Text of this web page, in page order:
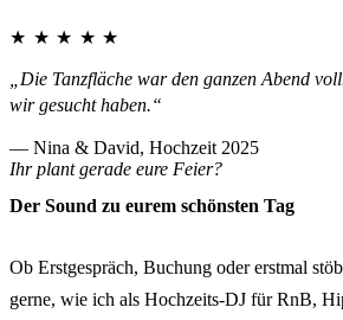
★★★★★
„Die Tanzfläche war den ganzen Abend
wir gesucht haben.“
— Nina & David, Hochzeit 2025
Ihr plant gerade eure Feier?
Der Sound zu eurem schönsten Tag
Ob Erstgespräch, Buchung oder erstmal
gerne, wie ich als Hochzeits-DJ für RnB,